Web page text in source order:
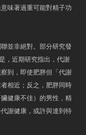
味著過重可能對精子功
並非絕對。部分研究發
，近期研究指出，代謝
到，即使肥胖但「代謝
相近；反之，肥胖同時
健康不佳）的男性，精
謝健康，或許與達到特